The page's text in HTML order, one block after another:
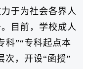
于为社会各界人
目前，学校成人
科”“专科起点本
次，开设“函授”